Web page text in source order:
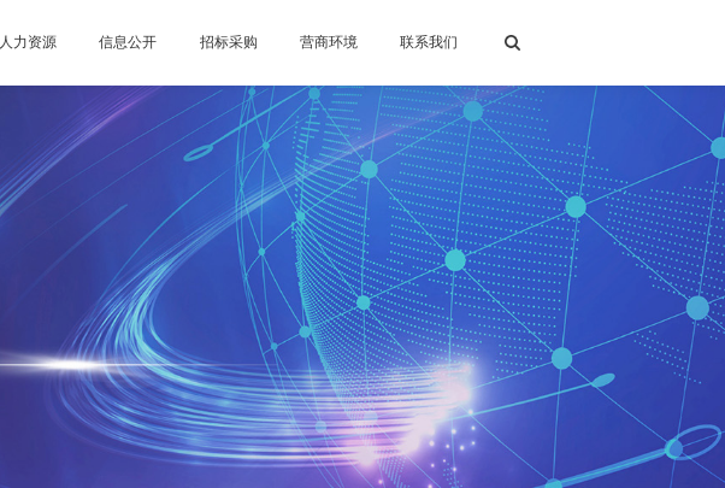
人力资源 信息公开 招标采购 营商环境 联系我们